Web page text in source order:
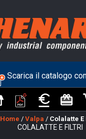
Scarica il catalogo
Home / Valpa / Colalatte E
COLALATTE E FILTRI